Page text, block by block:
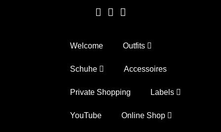
Welcome
Outfits
Schuhe Accessoires
Private Shopping Labels
YouTube Online Shop